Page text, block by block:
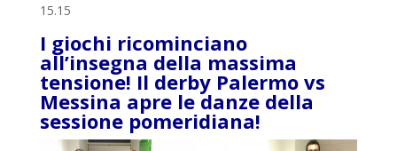
15.15
I giochi ricominciano
all’insegna della massima
tensione! Il derby Palermo vs
Messina apre le danze della
sessione pomeridiana!